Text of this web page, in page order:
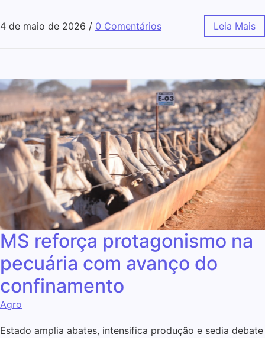
4 de maio de 2026 / 0 Comentários Leia Mais
MS reforça protagonismo na
pecuária com avanço do
confinamento
Agro
Estado amplia abates, intensifica produção e sedia debate